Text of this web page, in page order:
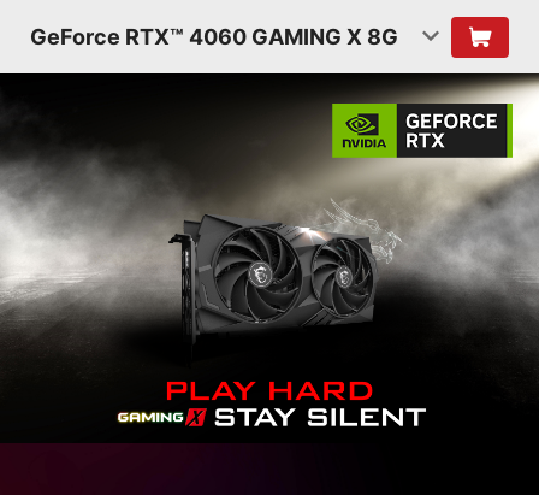
GeForce RTX™ 4060 GAMING X 8G